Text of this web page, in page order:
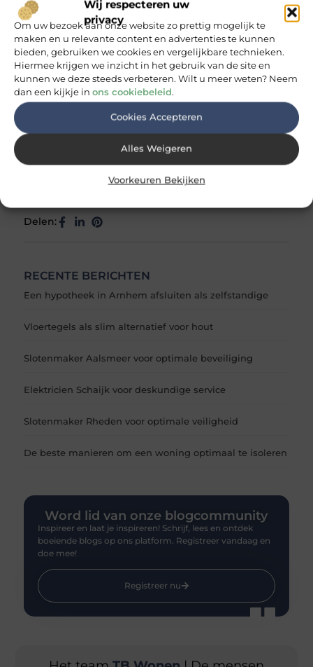
Wij respecteren uw
privacy
Om uw bezoek aan onze website zo prettig mogelijk te
maken en u relevante content en advertenties te kunnen
bieden, gebruiken we cookies en vergelijkbare technieken.
Hiermee krijgen we inzicht in het gebruik van de site en
kunnen we deze steeds verbeteren. Wilt u meer weten? Neem
dan een kijkje in ons cookiebeleid.
Cookies Accepteren
Alles Weigeren
Voorkeuren Bekijken
Tags: Industrie
Thomas de Vos
Eindredacteur & inhoudscoördinator
Delen:
RECENTE BERICHTEN
Een hypotheek in Arnhem afsluiten als zelfstandige
Vloertegels als slim alternatief voor hout
Slotenmaker Aalsmeer voor optimale beveiliging
Elektricien Schaijk voor deskundige service
Slotenmaker Rheden voor optimale veiligheid
De beste manieren om een woning optimaal te isoleren
Word lid van onze blogcommunity
Inspireer en laat je inspireren! Schrijf, lees en ontdek
boeiende blogs op ons platform. Registreer vandaag en
doe mee!
Registreer nu